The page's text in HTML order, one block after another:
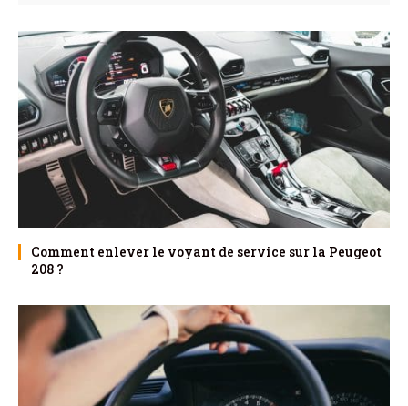
Comment enlever le voyant de service sur la Peugeot
208 ?